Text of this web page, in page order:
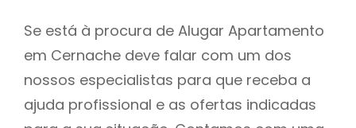
Se está à procura de Alugar Apartamento
em Cernache deve falar com um dos
nossos especialistas para que receba a
ajuda profissional e as ofertas indicadas